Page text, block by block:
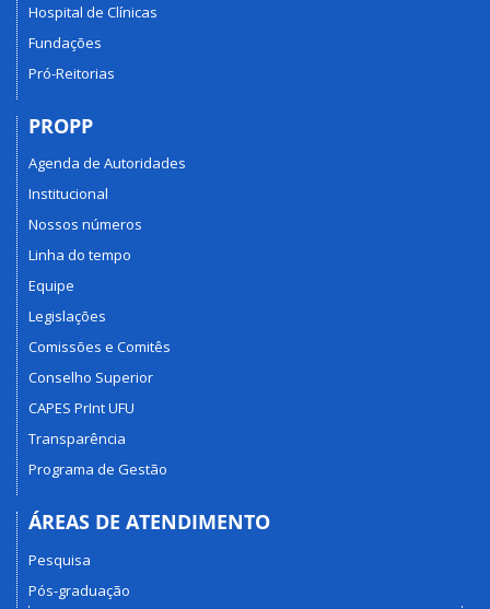
Hospital de Clínicas
Fundações
Pró-Reitorias
PROPP
Agenda de Autoridades
Institucional
Nossos números
Linha do tempo
Equipe
Legislações
Comissões e Comitês
Conselho Superior
CAPES PrInt UFU
Transparência
Programa de Gestão
ÁREAS DE ATENDIMENTO
Pesquisa
Pós-graduação